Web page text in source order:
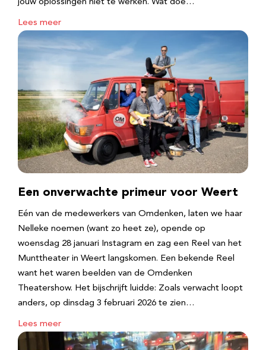
jouw oplossingen niet te werken. Wat doe…
Lees meer
Een onverwachte primeur voor Weert
Eén van de medewerkers van Omdenken, laten we haar
Nelleke noemen (want zo heet ze), opende op
woensdag 28 januari Instagram en zag een Reel van het
Munttheater in Weert langskomen. Een bekende Reel
want het waren beelden van de Omdenken
Theatershow. Het bijschrijft luidde: Zoals verwacht loopt
anders, op dinsdag 3 februari 2026 te zien…
Lees meer